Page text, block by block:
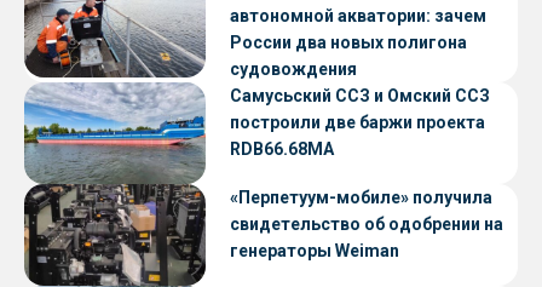
автономной акватории: зачем
России два новых полигона
судовождения
Самусьский ССЗ и Омский ССЗ
построили две баржи проекта
RDB66.68МА
«Перпетуум-мобиле» получила
свидетельство об одобрении на
генераторы Weiman